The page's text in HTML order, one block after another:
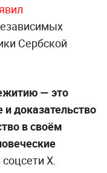
Сербской
— это
доказательство
в своём
X.